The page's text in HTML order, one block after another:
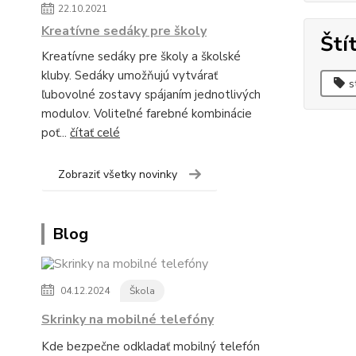
22.10.2021
Kreatívne sedáky pre školy
Kreatívne sedáky pre školy a školské
kluby. Sedáky umožňujú vytvárať
ľubovolné zostavy spájaním jednotlivých
modulov. Voliteľné farebné kombinácie
poť... čítať celé
Zobraziť všetky novinky
Blog
04.12.2024 Škola
Skrinky na mobilné telefóny
Kde bezpečne odkladať mobilný telefón